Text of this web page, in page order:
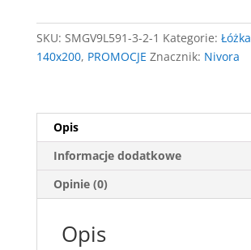
SKU: SMGV9L591-3-2-1 Kategorie: Łóżka
140x200, PROMOCJE Znacznik: Nivora
Opis
Informacje dodatkowe
Opinie (0)
Opis